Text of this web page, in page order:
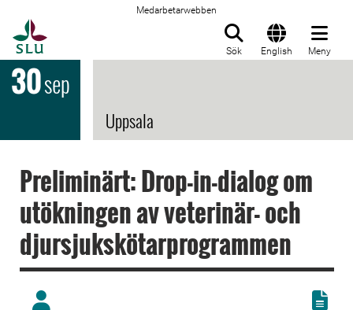
Medarbetarwebben
Sök English Meny
30sep
Uppsala
Preliminärt: Drop-in-dialog om
utökningen av veterinär- och
djursjukskötarprogrammen